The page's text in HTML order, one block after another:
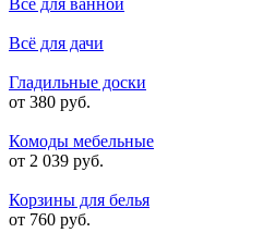
Всё для дачи
Гладильные доски
от 380 руб.
Комоды мебельные
от 2 039 руб.
Корзины для белья
от 760 руб.